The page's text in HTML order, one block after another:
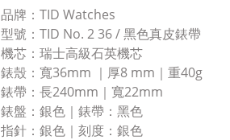
品牌：TID Watches
型號：TID No. 2 36 / 黑色真皮錶帶
機芯：瑞士高級石英機芯
錶殼：寬36mm ｜厚8 mm｜重40g
錶帶：長240mm｜寬22mm
錶盤：銀色｜錶帶：黑色
指針：銀色｜刻度：銀色